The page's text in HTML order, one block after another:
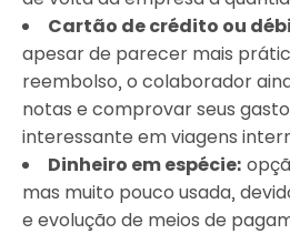
Cartão de crédito ou
apesar de parecer mais
reembolso, o colaborador
notas e comprovar seus
interessante em viagens
Dinheiro em espécie:
mas muito pouco usada,
e evolução de meios de